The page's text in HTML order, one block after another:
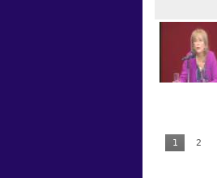
1 2